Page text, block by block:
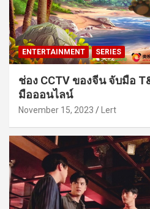
ENTERTAINMENT SERIES
ช่อง CCTV ของจีน จับมือ
มือออนไลน์
November 15, 2023 Lert